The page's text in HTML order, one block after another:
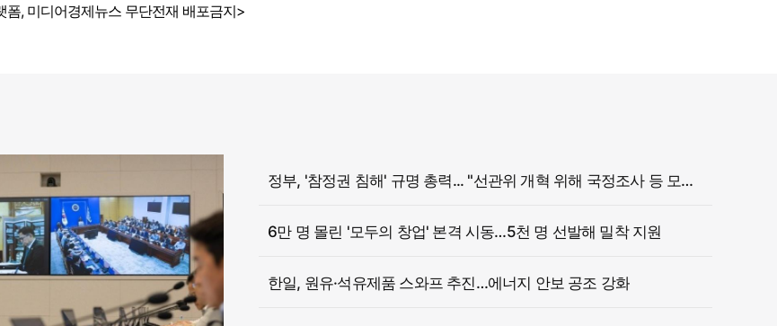
, 미디어경제뉴스 무단전재 배포금지>
정부, '참정권 침해' 규명 총력... "선관위 개혁 위해 국정조사 등 모든 조치"
6만 명 몰린 '모두의 창업' 본격 시동…5천 명 선발해 밀착 지원
한일, 원유·석유제품 스와프 추진…에너지 안보 공조 강화